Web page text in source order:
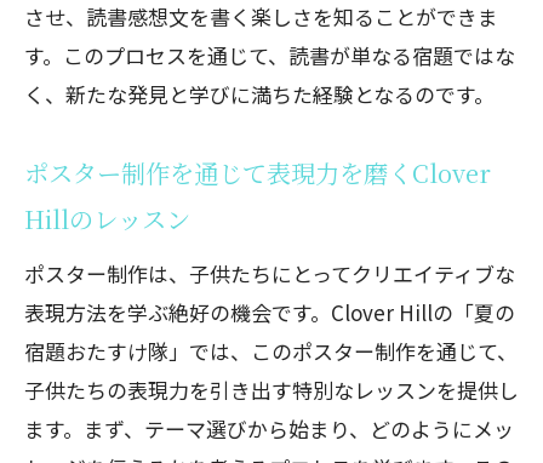
させ、読書感想文を書く楽しさを知ることができま
す。このプロセスを通じて、読書が単なる宿題ではな
く、新たな発見と学びに満ちた経験となるのです。
ポスター制作を通じて表現力を磨くClover
Hillのレッスン
ポスター制作は、子供たちにとってクリエイティブな
表現方法を学ぶ絶好の機会です。Clover Hillの「夏の
宿題おたすけ隊」では、このポスター制作を通じて、
子供たちの表現力を引き出す特別なレッスンを提供し
ます。まず、テーマ選びから始まり、どのようにメッ